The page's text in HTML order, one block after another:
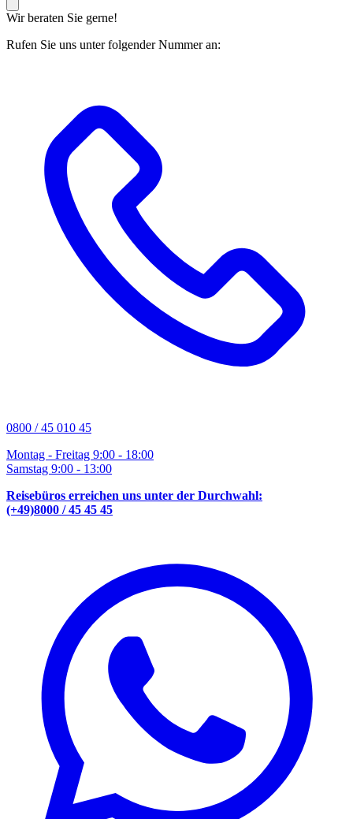
Wir beraten Sie gerne!
Rufen Sie uns unter folgender Nummer an:
0800 / 45 010 45
Montag - Freitag 9:00 - 18:00
Samstag 9:00 - 13:00
Reisebüros erreichen uns unter der Durchwahl:
(+49)8000 / 45 45 45